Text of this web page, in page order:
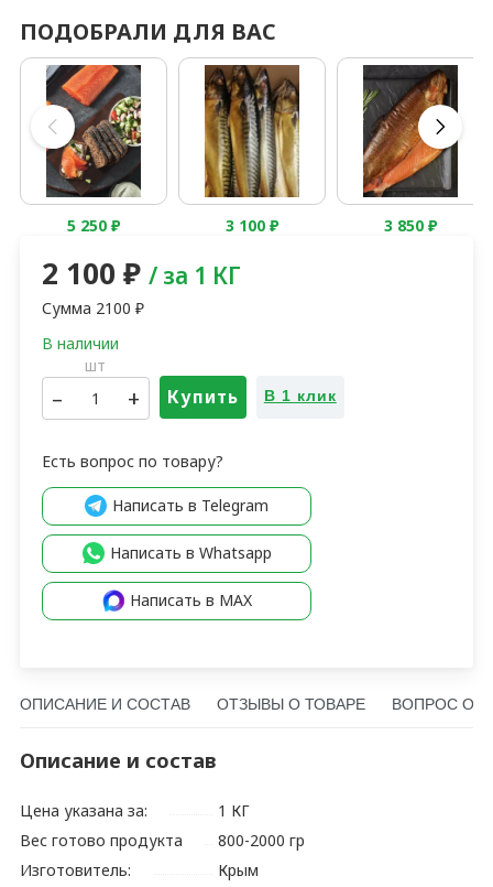
ПОДОБРАЛИ ДЛЯ ВАС
5 250₽ 3 100₽ 3 850₽
2 100 ₽ / за 1 КГ
Сумма 2100 ₽
шт
– + Купить В 1 клик
Есть вопрос по товару?
Написать в Telegram
Написать в Whatsapp
Написать в MAX
ОПИСАНИЕ И СОСТАВ ОТЗЫВЫ О ТОВАРЕ ВОПРОС О
Описание и состав
Цена указана за:
1 КГ
Вес готово продукта
800-2000 гр
Изготовитель:
Крым